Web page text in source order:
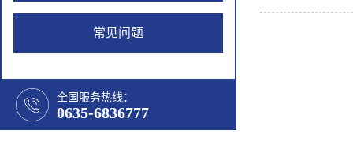
常见问题
全国服务热线：
0635-6836777